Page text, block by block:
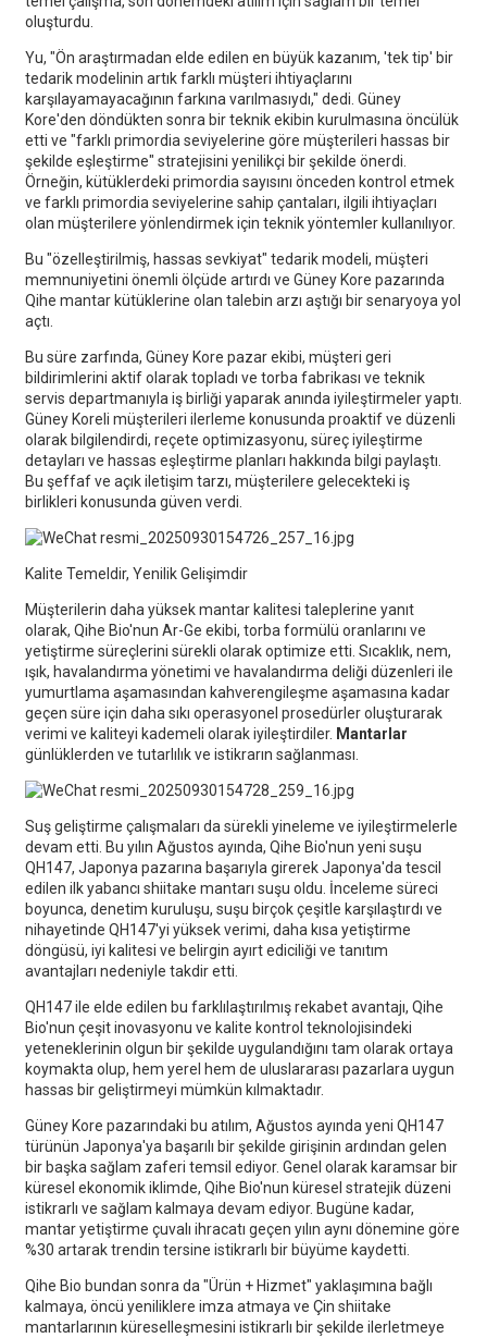
oluşturdu.
Yu, "Ön araştırmadan elde edilen en büyük kazanım, 'tek tip' bir
tedarik modelinin artık farklı müşteri ihtiyaçlarını
karşılayamayacağının farkına varılmasıydı," dedi. Güney
Kore'den döndükten sonra bir teknik ekibin kurulmasına öncülük
etti ve "farklı primordia seviyelerine göre müşterileri hassas bir
şekilde eşleştirme" stratejisini yenilikçi bir şekilde önerdi.
Örneğin, kütüklerdeki primordia sayısını önceden kontrol etmek
ve farklı primordia seviyelerine sahip çantaları, ilgili ihtiyaçları
olan müşterilere yönlendirmek için teknik yöntemler kullanılıyor.
Bu "özelleştirilmiş, hassas sevkiyat" tedarik modeli, müşteri
memnuniyetini önemli ölçüde artırdı ve Güney Kore pazarında
Qihe mantar kütüklerine olan talebin arzı aştığı bir senaryoya yol
açtı.
Bu süre zarfında, Güney Kore pazar ekibi, müşteri geri
bildirimlerini aktif olarak topladı ve torba fabrikası ve teknik
servis departmanıyla iş birliği yaparak anında iyileştirmeler yaptı.
Güney Koreli müşterileri ilerleme konusunda proaktif ve düzenli
olarak bilgilendirdi, reçete optimizasyonu, süreç iyileştirme
detayları ve hassas eşleştirme planları hakkında bilgi paylaştı.
Bu şeffaf ve açık iletişim tarzı, müşterilere gelecekteki iş
birlikleri konusunda güven verdi.
Kalite Temeldir, Yenilik Gelişimdir
Müşterilerin daha yüksek mantar kalitesi taleplerine yanıt
olarak, Qihe Bio'nun Ar-Ge ekibi, torba formülü oranlarını ve
yetiştirme süreçlerini sürekli olarak optimize etti. Sıcaklık, nem,
ışık, havalandırma yönetimi ve havalandırma deliği düzenleri ile
yumurtlama aşamasından kahverengileşme aşamasına kadar
geçen süre için daha sıkı operasyonel prosedürler oluşturarak
verimi ve kaliteyi kademeli olarak iyileştirdiler. Mantarlar
günlüklerden ve tutarlılık ve istikrarın sağlanması.
Suş geliştirme çalışmaları da sürekli yineleme ve iyileştirmelerle
devam etti. Bu yılın Ağustos ayında, Qihe Bio'nun yeni suşu
QH147, Japonya pazarına başarıyla girerek Japonya'da tescil
edilen ilk yabancı shiitake mantarı suşu oldu. İnceleme süreci
boyunca, denetim kuruluşu, suşu birçok çeşitle karşılaştırdı ve
nihayetinde QH147'yi yüksek verimi, daha kısa yetiştirme
döngüsü, iyi kalitesi ve belirgin ayırt ediciliği ve tanıtım
avantajları nedeniyle takdir etti.
QH147 ile elde edilen bu farklılaştırılmış rekabet avantajı, Qihe
Bio'nun çeşit inovasyonu ve kalite kontrol teknolojisindeki
yeteneklerinin olgun bir şekilde uygulandığını tam olarak ortaya
koymakta olup, hem yerel hem de uluslararası pazarlara uygun
hassas bir geliştirmeyi mümkün kılmaktadır.
Güney Kore pazarındaki bu atılım, Ağustos ayında yeni QH147
türünün Japonya'ya başarılı bir şekilde girişinin ardından gelen
bir başka sağlam zaferi temsil ediyor. Genel olarak karamsar bir
küresel ekonomik iklimde, Qihe Bio'nun küresel stratejik düzeni
istikrarlı ve sağlam kalmaya devam ediyor. Bugüne kadar,
mantar yetiştirme çuvalı ihracatı geçen yılın aynı dönemine göre
%30 artarak trendin tersine istikrarlı bir büyüme kaydetti.
Qihe Bio bundan sonra da "Ürün + Hizmet" yaklaşımına bağlı
kalmaya, öncü yeniliklere imza atmaya ve Çin shiitake
mantarlarının küreselleşmesini istikrarlı bir şekilde ilerletmeye